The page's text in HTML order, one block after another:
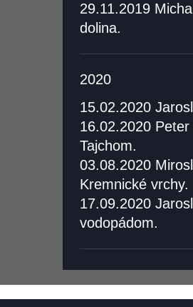
29.11.2019
dolina.
2020
15.02.2020
16.02.2020
Tajchom.
03.08.2020
Kremnické vrchy.
17.09.2020
vodopádom.